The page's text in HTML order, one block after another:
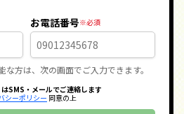
お電話番号
方は、次の画面でご入力できます。
SMS・メールでご連絡します
シーポリシー 同意の上